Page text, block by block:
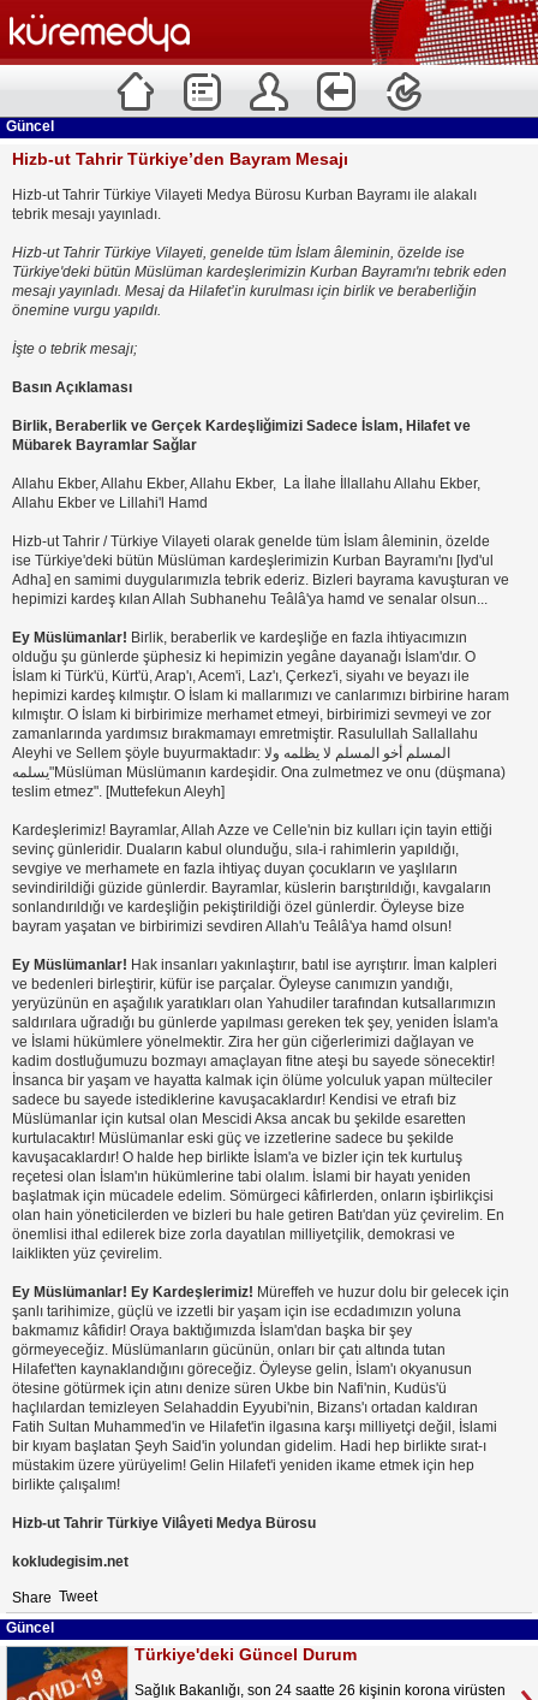
Güncel
Hizb-ut Tahrir Türkiye’den Bayram Mesajı
Hizb-ut Tahrir Türkiye Vilayeti Medya Bürosu Kurban Bayramı ile alakalı
tebrik mesajı yayınladı.
Hizb-ut Tahrir Türkiye Vilayeti, genelde tüm İslam âleminin, özelde ise
Türkiye'deki bütün Müslüman kardeşlerimizin Kurban Bayramı'nı tebrik eden
mesajı yayınladı. Mesaj da Hilafet’in kurulması için birlik ve beraberliğin
önemine vurgu yapıldı.
İşte o tebrik mesajı;
Basın Açıklaması
Birlik, Beraberlik ve Gerçek Kardeşliğimizi Sadece İslam, Hilafet ve
Mübarek Bayramlar Sağlar
Allahu Ekber, Allahu Ekber, Allahu Ekber, La İlahe İllallahu Allahu Ekber,
Allahu Ekber ve Lillahi'l Hamd
Hizb-ut Tahrir / Türkiye Vilayeti olarak genelde tüm İslam âleminin, özelde
ise Türkiye'deki bütün Müslüman kardeşlerimizin Kurban Bayramı'nı [Iyd'ul
Adha] en samimi duygularımızla tebrik ederiz. Bizleri bayrama kavuşturan ve
hepimizi kardeş kılan Allah Subhanehu Teâlâ'ya hamd ve senalar olsun...
Ey Müslümanlar! Birlik, beraberlik ve kardeşliğe en fazla ihtiyacımızın
olduğu şu günlerde şüphesiz ki hepimizin yegâne dayanağı İslam'dır. O
İslam ki Türk'ü, Kürt'ü, Arap'ı, Acem'i, Laz'ı, Çerkez'i, siyahı ve beyazı ile
hepimizi kardeş kılmıştır. O İslam ki mallarımızı ve canlarımızı birbirine haram
kılmıştır. O İslam ki birbirimize merhamet etmeyi, birbirimizi sevmeyi ve zor
zamanlarında yardımsız bırakmamayı emretmiştir. Rasulullah Sallallahu
Aleyhi ve Sellem şöyle buyurmaktadır: المسلم أخو المسلم لا يظلمه ولا
يسلمه"Müslüman Müslümanın kardeşidir. Ona zulmetmez ve onu (düşmana)
teslim etmez". [Muttefekun Aleyh]
Kardeşlerimiz! Bayramlar, Allah Azze ve Celle'nin biz kulları için tayin ettiği
sevinç günleridir. Duaların kabul olunduğu, sıla-i rahimlerin yapıldığı,
sevgiye ve merhamete en fazla ihtiyaç duyan çocukların ve yaşlıların
sevindirildiği güzide günlerdir. Bayramlar, küslerin barıştırıldığı, kavgaların
sonlandırıldığı ve kardeşliğin pekiştirildiği özel günlerdir. Öyleyse bize
bayram yaşatan ve birbirimizi sevdiren Allah'u Teâlâ'ya hamd olsun!
Ey Müslümanlar! Hak insanları yakınlaştırır, batıl ise ayrıştırır. İman kalpleri
ve bedenleri birleştirir, küfür ise parçalar. Öyleyse canımızın yandığı,
yeryüzünün en aşağılık yaratıkları olan Yahudiler tarafından kutsallarımızın
saldırılara uğradığı bu günlerde yapılması gereken tek şey, yeniden İslam'a
ve İslami hükümlere yönelmektir. Zira her gün ciğerlerimizi dağlayan ve
kadim dostluğumuzu bozmayı amaçlayan fitne ateşi bu sayede sönecektir!
İnsanca bir yaşam ve hayatta kalmak için ölüme yolculuk yapan mülteciler
sadece bu sayede istediklerine kavuşacaklardır! Kendisi ve etrafı biz
Müslümanlar için kutsal olan Mescidi Aksa ancak bu şekilde esaretten
kurtulacaktır! Müslümanlar eski güç ve izzetlerine sadece bu şekilde
kavuşacaklardır! O halde hep birlikte İslam'a ve bizler için tek kurtuluş
reçetesi olan İslam'ın hükümlerine tabi olalım. İslami bir hayatı yeniden
başlatmak için mücadele edelim. Sömürgeci kâfirlerden, onların işbirlikçisi
olan hain yöneticilerden ve bizleri bu hale getiren Batı'dan yüz çevirelim. En
önemlisi ithal edilerek bize zorla dayatılan milliyetçilik, demokrasi ve
laiklikten yüz çevirelim.
Ey Müslümanlar! Ey Kardeşlerimiz! Müreffeh ve huzur dolu bir gelecek için
şanlı tarihimize, güçlü ve izzetli bir yaşam için ise ecdadımızın yoluna
bakmamız kâfidir! Oraya baktığımızda İslam'dan başka bir şey
görmeyeceğiz. Müslümanların gücünün, onları bir çatı altında tutan
Hilafet'ten kaynaklandığını göreceğiz. Öyleyse gelin, İslam'ı okyanusun
ötesine götürmek için atını denize süren Ukbe bin Nafi'nin, Kudüs'ü
haçlılardan temizleyen Selahaddin Eyyubi'nin, Bizans'ı ortadan kaldıran
Fatih Sultan Muhammed'in ve Hilafet'in ilgasına karşı milliyetçi değil, İslami
bir kıyam başlatan Şeyh Said'in yolundan gidelim. Hadi hep birlikte sırat-ı
müstakim üzere yürüyelim! Gelin Hilafet'i yeniden ikame etmek için hep
birlikte çalışalım!
Hizb-ut Tahrir Türkiye Vilâyeti Medya Bürosu
kokludegisim.net
Share Tweet
Güncel
Türkiye'deki Güncel Durum
Sağlık Bakanlığı, son 24 saatte 26 kişinin korona virüsten